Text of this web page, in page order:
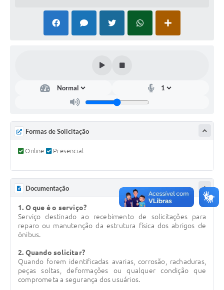
Plano Municipal de Saneamento Básico
Manual para arquivo de remessa – NFSe
Lei de Acesso à Informação
Galeria de Vídeos
Legislação
IPTU Selo Verde
Notícias
Formas de Solicitação
Online Presencial
Documentação
1. O que é o serviço?
Serviço destinado ao recebimento de solicitações para
reparo ou manutenção da estrutura física dos abrigos de
ônibus.
2. Quando solicitar?
Quando forem identificadas avarias, corrosão, rachaduras,
peças soltas, deformações ou qualquer condição que
comprometa a segurança dos usuários.